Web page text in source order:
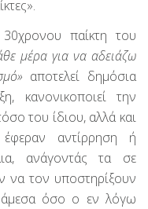
παίκτη του
μέρα για να αδειάζω
αποτελεί δημόσια
κανονικοποιεί την
του ίδιου, αλλά και
αντίρρηση ή
ανάγοντάς τα σε
να τον υποστηρίξουν
άμεσα όσο ο εν λόγω